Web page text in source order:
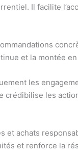
Il facilite
et la montée
les
crédibilise les
et achats
et renforce la